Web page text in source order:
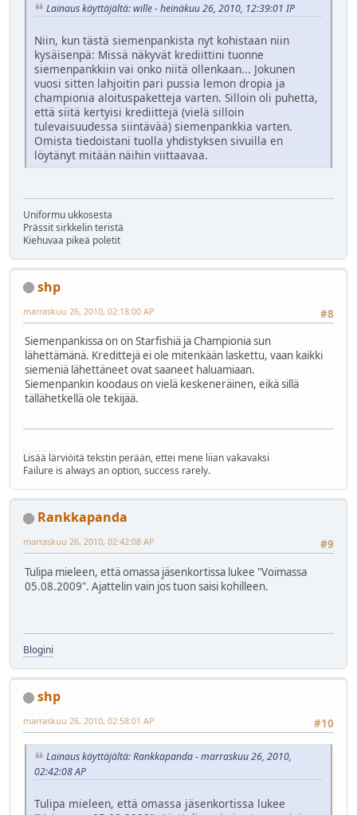
Lainaus käyttäjältä: wille - heinäkuu 26, 2010, 12:39:01 IP
Niin, kun tästä siemenpankista nyt kohistaan niin
kysäisenpä: Missä näkyvät krediittini tuonne
siemenpankkiin vai onko niitä ollenkaan... Jokunen
vuosi sitten lahjoitin pari pussia lemon dropia ja
championia aloituspaketteja varten. Silloin oli puhetta,
että siitä kertyisi krediittejä (vielä silloin
tulevaisuudessa siintävää) siemenpankkia varten.
Omista tiedoistani tuolla yhdistyksen sivuilla en
löytänyt mitään näihin viittaavaa.
Uniformu ukkosesta
Prässit sirkkelin teristä
Kiehuvaa pikeä poletit
shp
#8
marraskuu 26, 2010, 02:18:00 AP
Siemenpankissa on on Starfishiä ja Championia sun
lähettämänä. Kredittejä ei ole mitenkään laskettu, vaan kaikki
siemeniä lähettäneet ovat saaneet haluamiaan.
Siemenpankin koodaus on vielä keskeneräinen, eikä sillä
tällähetkellä ole tekijää.
Lisää lärviöitä tekstin perään, ettei mene liian vakavaksi
Failure is always an option, success rarely.
Rankkapanda
#9
marraskuu 26, 2010, 02:42:08 AP
Tulipa mieleen, että omassa jäsenkortissa lukee "Voimassa
05.08.2009". Ajattelin vain jos tuon saisi kohilleen.
Blogini
shp
#10
marraskuu 26, 2010, 02:58:01 AP
Lainaus käyttäjältä: Rankkapanda - marraskuu 26, 2010,
02:42:08 AP
Tulipa mieleen, että omassa jäsenkortissa lukee